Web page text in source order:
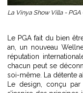
La Vinya Show Villa -
Le PGA fait du bien
an, un nouveau
réputation
chacun peut se
soi-même. La détente
Le design, conçu